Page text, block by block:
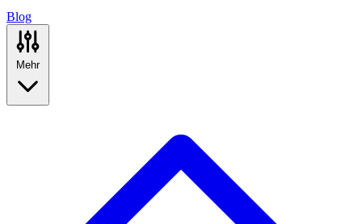
Blog
Mehr